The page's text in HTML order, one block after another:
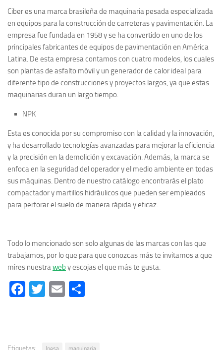
Ciber es una marca brasileña de maquinaria pesada especializada
en equipos para la construcción de carreteras y pavimentación. La
empresa fue fundada en 1958 y se ha convertido en uno de los
principales fabricantes de equipos de pavimentación en América
Latina. De esta empresa contamos con cuatro modelos, los cuales
son plantas de asfalto móvil y un generador de calor ideal para
diferente tipo de construcciones y proyectos largos, ya que estas
maquinarias duran un largo tiempo.
NPK
Esta es conocida por su compromiso con la calidad y la innovación,
y ha desarrollado tecnologías avanzadas para mejorar la eficiencia
y la precisión en la demolición y excavación. Además, la marca se
enfoca en la seguridad del operador y el medio ambiente en todas
sus máquinas. Dentro de nuestro catálogo encontrarás el plato
compactador y martillos hidráulicos que pueden ser empleados
para perforar el suelo de manera rápida y eficaz.
Todo lo mencionado son solo algunas de las marcas con las que
trabajamos, por lo que para que conozcas más te invitamos a que
mires nuestraweby escojas el que más te gusta.
Facebook
Twitter
Email
Etiquetas: Ipesa maquinaria